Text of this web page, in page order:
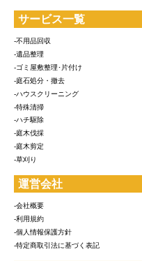
サービス一覧
-不用品回収
-遺品整理
-ゴミ屋敷整理･片付け
-庭石処分・撤去
-ハウスクリーニング
-特殊清掃
-ハチ駆除
-庭木伐採
-庭木剪定
-草刈り
運営会社
-会社概要
-利用規約
-個人情報保護方針
-特定商取引法に基づく表記